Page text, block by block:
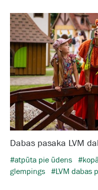
Dabas pasaka LVM
#atpūta pie ūdens
glempings #LVM dabas